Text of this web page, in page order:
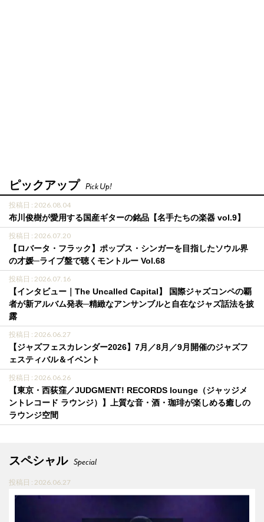
ピックアップ Pick Up!
投稿日 : 2026.08.04
布川俊樹が愛用する国産ギターの銘品【名手たちの楽器 vol.9】
投稿日 : 2026.07.20
【ロバータ・フラック】ポップス・シンガーを目指したソウル界
の才媛─ライブ盤で聴くモントルー Vol.68
投稿日 : 2026.07.16
【インタビュー｜The Uncalled Capital】 国際ジャズコンペの覇
者が新アルバム発表─精緻なアンサンブルと自在なジャズ話法を披
露
投稿日 : 2026.06.27
【ジャズフェスカレンダー2026】7月／8月／9月開催のジャズフ
ェスティバル＆イベント
投稿日 : 2026.06.26
【東京・西荻窪／JUDGMENT! RECORDS lounge（ジャッジメ
ントレコード ラウンジ）】上質な音・酒・珈琲が楽しめる癒しの
ラウンジ空間
スペシャル Special
投稿日 : 2026.06.27